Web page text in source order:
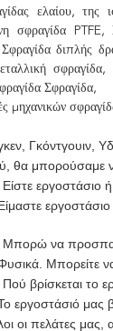
ελαίου, της
σφραγίδα PTFE,
Σφραγίδα διπλής
Σφραγίδα,
μηχανικών
Γκόντγουιν,
θα μπορούσαμε
εργοστάσιο ή
εργοστάσιο
να
Μπορείτε
βρίσκεται το
εργοστάσιό μας
οι πελάτες μας,